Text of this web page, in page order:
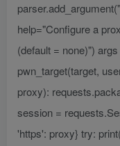
help="Configure a
(default = none)")
pwn_target(target,
proxy):
session =
'https': proxy} try: